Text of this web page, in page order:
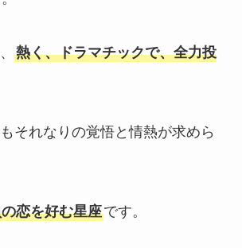
熱く、ドラマチックで、全力投
それなりの覚悟と情熱が求めら
恋を好む星座です。